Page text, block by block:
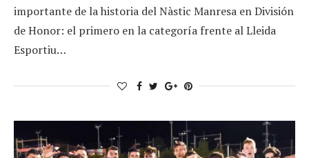
importante de la historia del Nàstic Manresa en División
de Honor: el primero en la categoría frente al Lleida
Esportiu…